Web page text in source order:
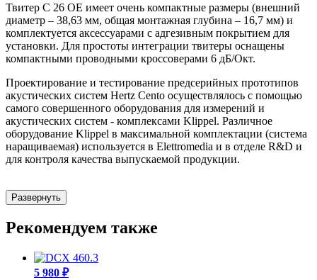
Твитер С 26 ОЕ имеет очень компактные размеры (внешний
диаметр – 38,63 мм, общая монтажная глубина – 16,7 мм) и
комплектуется аксессуарами с адгезивным покрытием для
установки. Для простоты интеграции твитеры оснащены
компактными проводными кроссоверами 6 дБ/Окт.
Проектирование и тестирование предсерийных прототипов
акустических систем Hertz Cento осуществлялось с помощью
самого совершенного оборудования для измерений и
акустических систем - комплексами Klippel. Различное
оборудование Klippel в максимальной комплектации (система
наращиваемая) используется в Elettromedia и в отделе R&D и
для контроля качества выпускаемой продукции.
Развернуть
Рекомендуем также
5 980 ₽